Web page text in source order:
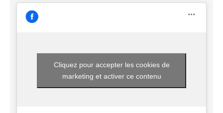
Cliquez pour accepter les cookies de
marketing et activer ce contenu